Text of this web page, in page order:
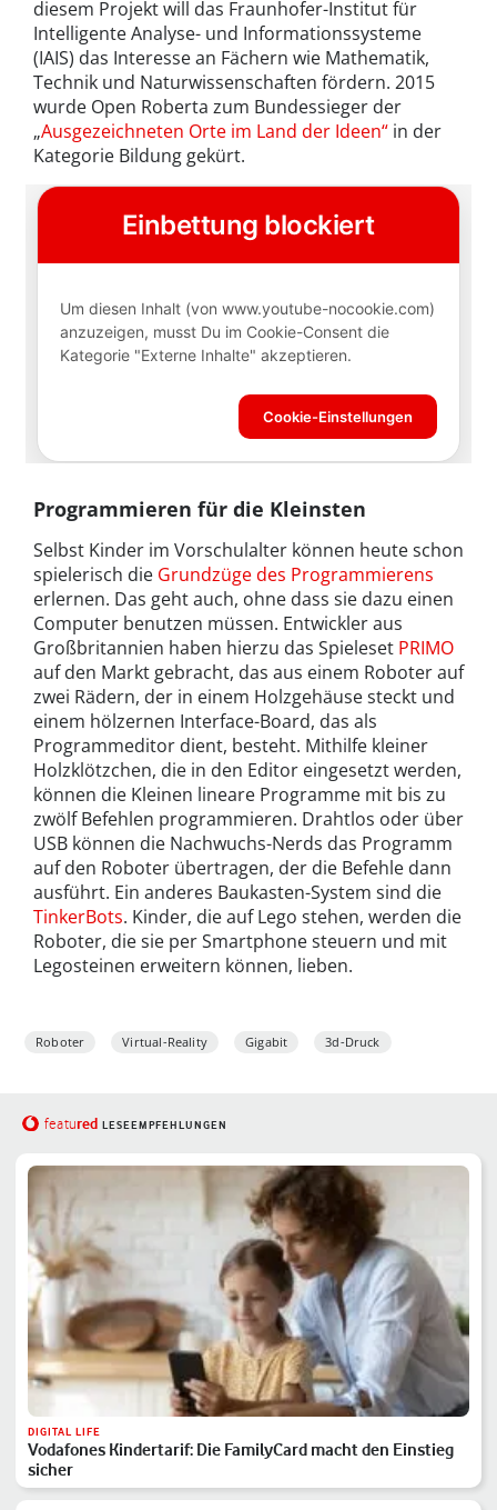
diesem Projekt will das Fraunhofer-Institut für
Intelligente Analyse- und Informationssysteme
(IAIS) das Interesse an Fächern wie Mathematik,
Technik und Naturwissenschaften fördern. 2015
wurde Open Roberta zum Bundessieger der
„Ausgezeichneten Orte im Land der Ideen“ in der
Kategorie Bildung gekürt.
Programmieren für die Kleinsten
Selbst Kinder im Vorschulalter können heute schon
spielerisch die Grundzüge des Programmierens
erlernen. Das geht auch, ohne dass sie dazu einen
Computer benutzen müssen. Entwickler aus
Großbritannien haben hierzu das Spieleset PRIMO
auf den Markt gebracht, das aus einem Roboter auf
zwei Rädern, der in einem Holzgehäuse steckt und
einem hölzernen Interface-Board, das als
Programmeditor dient, besteht. Mithilfe kleiner
Holzklötzchen, die in den Editor eingesetzt werden,
können die Kleinen lineare Programme mit bis zu
zwölf Befehlen programmieren. Drahtlos oder über
USB können die Nachwuchs-Nerds das Programm
auf den Roboter übertragen, der die Befehle dann
ausführt. Ein anderes Baukasten-System sind die
TinkerBots. Kinder, die auf Lego stehen, werden die
Roboter, die sie per Smartphone steuern und mit
Legosteinen erweitern können, lieben.
Roboter Virtual-Reality Gigabit 3d-Druck
featured LESEEMPFEHLUNGEN
DIGITAL LIFE
Vodafones Kindertarif: Die FamilyCard macht den Einstieg
sicher